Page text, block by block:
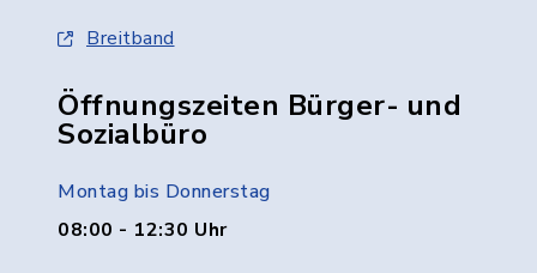
Breitband
Öffnungszeiten Bürger- und
Sozialbüro
Montag bis Donnerstag
08:00 - 12:30 Uhr